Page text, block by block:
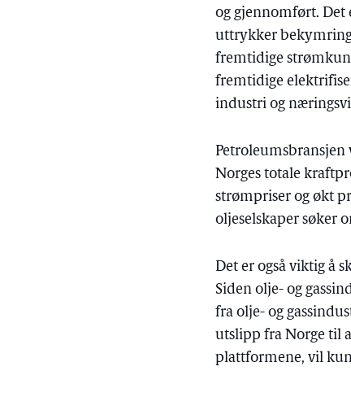
og gjennomført. Det
uttrykker
fremtidige
fremtidige
industri og
Petroleumsbransjen
Norges totale
strømpriser og økt
oljeselskaper søker
Det er også viktig å
Siden olje- og
fra olje- og
utslipp fra Norge til
plattformene, vil